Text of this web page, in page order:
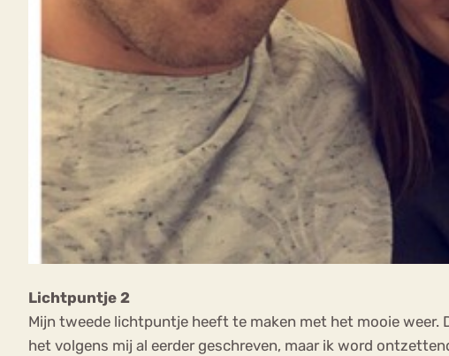
Lichtpuntje 2
Mijn tweede lichtpuntje heeft te maken met het mooie weer.
het volgens mij al eerder geschreven, maar ik word